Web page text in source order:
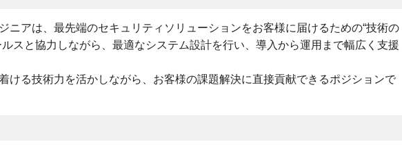
ニアは、最先端のセキュリティソリューションをお客様に届けるための“技術の
ルスと協力しながら、最適なシステム設計を行い、導入から運用まで幅広く支援
ける技術力を活かしながら、お客様の課題解決に直接貢献できるポジションで